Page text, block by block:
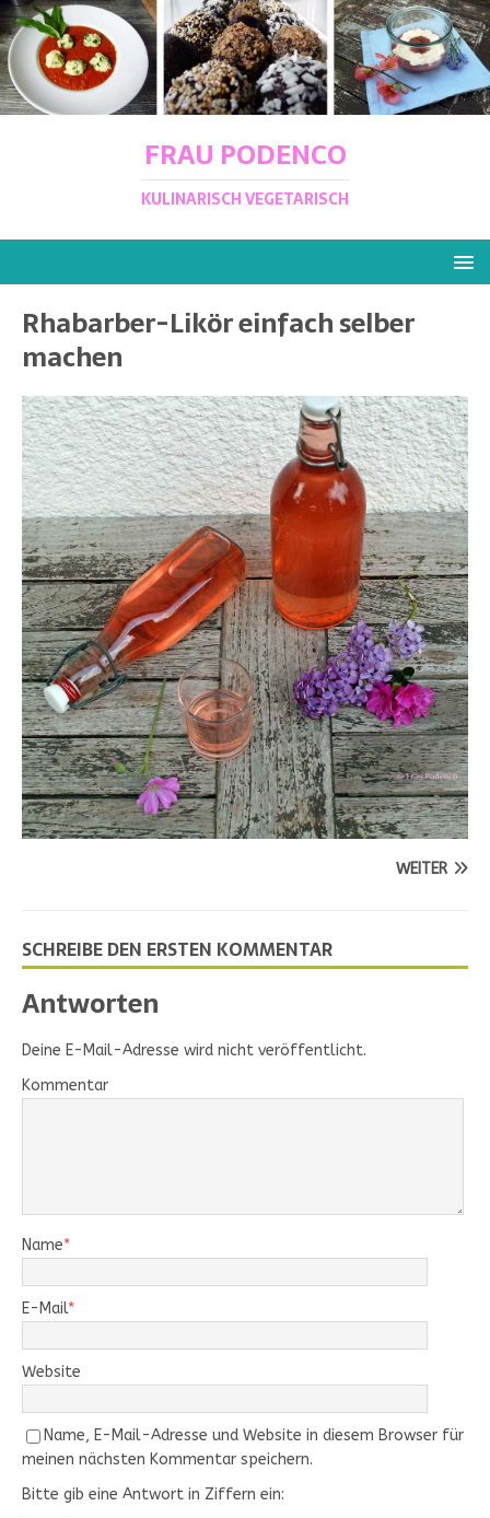
FRAU PODENCO
KULINARISCH VEGETARISCH
Rhabarber-Likör einfach selber
machen
WEITER
SCHREIBE DEN ERSTEN KOMMENTAR
Antworten
Deine E-Mail-Adresse wird nicht veröffentlicht.
Kommentar
Name*
E-Mail*
Website
Name, E-Mail-Adresse und Website in diesem Browser für
meinen nächsten Kommentar speichern.
Bitte gib eine Antwort in Ziffern ein: